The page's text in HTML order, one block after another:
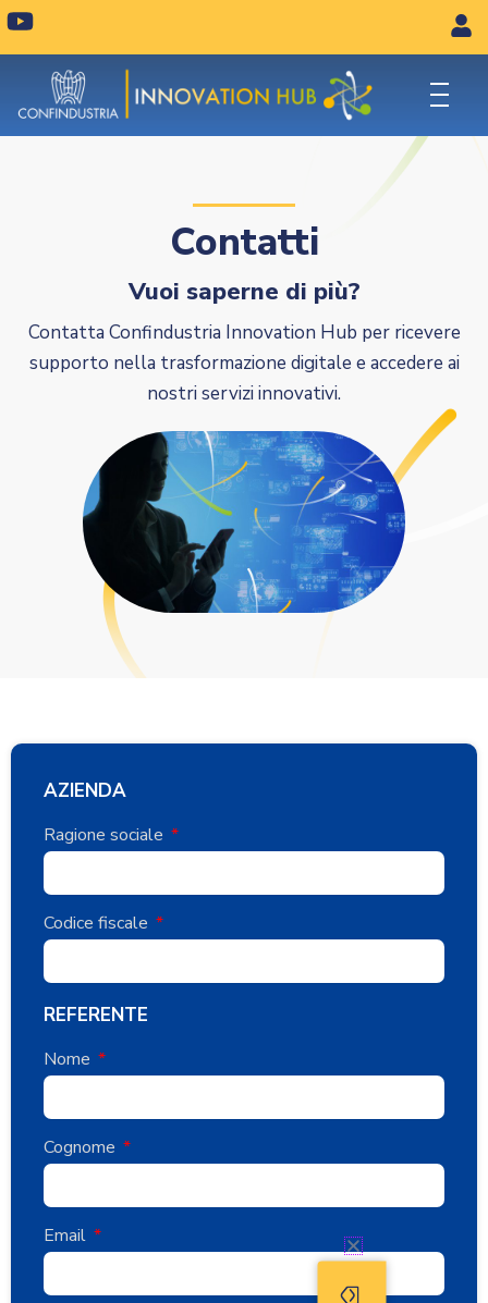
Y
o
t
u
Contatti
Vuoi saperne di più?
Contatta Confindustria Innovation Hub per ricevere
supporto nella trasformazione digitale e accedere ai
nostri servizi innovativi.
AZIENDA
Ragione sociale
Codice fiscale
REFERENTE
Nome
Cognome
Email